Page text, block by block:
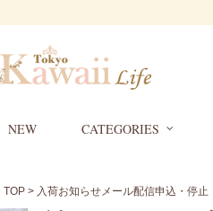
NEW CATEGORIES
TOP > 入荷お知らせメール配信申込・停止